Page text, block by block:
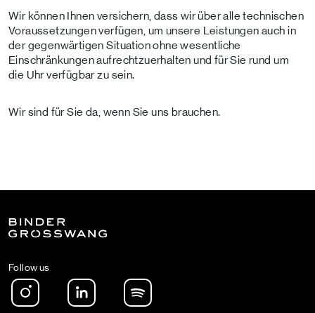
Wir können Ihnen versichern, dass wir über alle technischen
Voraussetzungen verfügen, um unsere Leistungen auch in
der gegenwärtigen Situation ohne wesentliche
Einschränkungen aufrechtzuerhalten und für Sie rund um
die Uhr verfügbar zu sein.
Wir sind für Sie da, wenn Sie uns brauchen.
Follow us
Instagram LinkedIn